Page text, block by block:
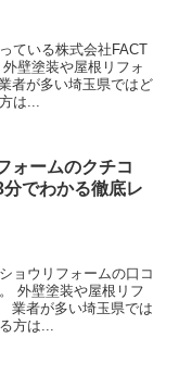
ている株式会社FACT
壁塗装や屋根リフォ
者が多い埼玉県ではど
は...
ォームのクチコ
分でわかる徹底レ
ョウリフォームの口コ
外壁塗装や屋根リフ
業者が多い埼玉県では
方は...